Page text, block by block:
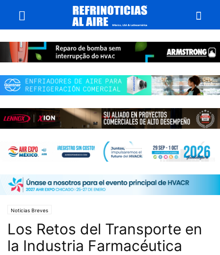
Noticias Breves
Los Retos del Transporte en
la Industria Farmacéutica